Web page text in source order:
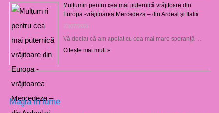
Mulțumiri pentru cea mai puternică vrăjitoare din
Europa -vrăjitoarea Mercedeza – din Ardeal și Italia
23/07/2026
Vă declar că am apelat cu cea mai mare speranţă …
Citește mai mult »
Magia in lume